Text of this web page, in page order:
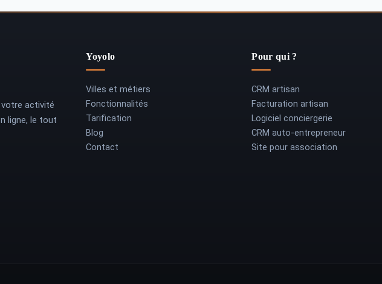
votre activité
ligne, le tout
Yoyolo
Villes et métiers
Fonctionnalités
Tarification
Blog
Contact
Pour qui ?
CRM artisan
Facturation artisan
Logiciel conciergerie
CRM auto-entrepreneur
Site pour association